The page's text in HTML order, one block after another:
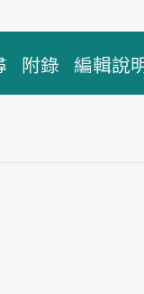
附錄 編輯說